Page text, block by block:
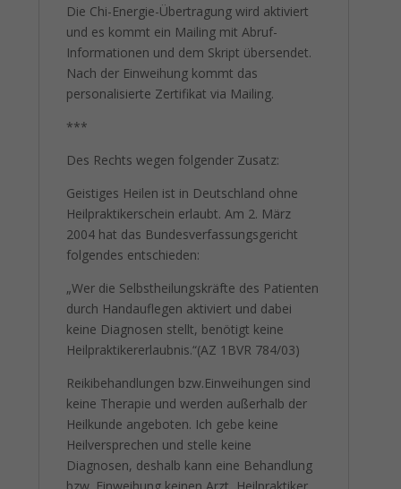
Die Chi-Energie-Übertragung wird aktiviert
und es kommt ein Mailing mit Abruf-
Informationen und dem Skript übersendet.
Nach der Einweihung kommt das
personalisierte Zertifikat via Mailing.
***
Des Rechts wegen folgender Zusatz:
Geistiges Heilen ist in Deutschland ohne
Heilpraktikerschein erlaubt. Am 2. März
2004 hat das Bundesverfassungsgericht
folgendes entschieden:
„Wer die Selbstheilungskräfte des Patienten
durch Handauflegen aktiviert und dabei
keine Diagnosen stellt, benötigt keine
Heilpraktikererlaubnis.“(AZ 1BVR 784/03)
Reikibehandlungen bzw.Einweihungen sind
keine Therapie und werden außerhalb der
Heilkunde angeboten. Ich gebe keine
Heilversprechen und stelle keine
Diagnosen, deshalb kann eine Behandlung